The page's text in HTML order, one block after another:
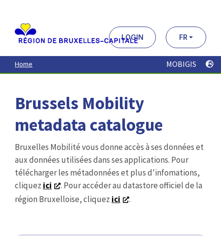
contenu
principal
LOGIN FR
Home MOBIGIS
Brussels Mobility
metadata catalogue
Bruxelles Mobilité vous donne accès à ses données et
aux données utilisées dans ses applications. Pour
télécharger les métadonnées et plus d'infomations,
cliquez ici
. Pour accéder au datastore officiel de la
région Bruxelloise, cliquez ici .